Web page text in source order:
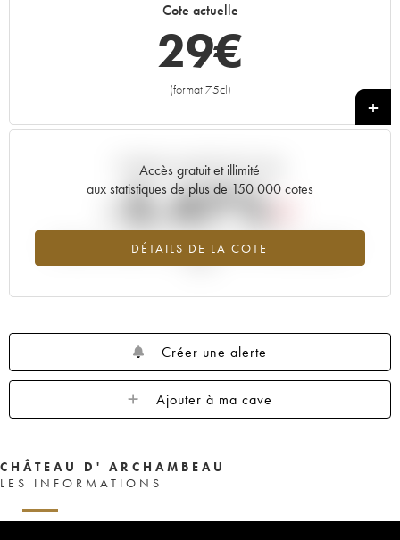
Cote actuelle
29€
(format 75cl)
+
Accès gratuit et illimité
aux statistiques de plus de 150 000 cotes
DÉTAILS DE LA COTE
Tendance actuelle de la cote
-5.47%
Tendance à la baisse du millésime 1979 en 2026 par rapport à
Créer une alerte
Ajouter à ma cave
CHÂTEAU D' ARCHAMBEAU
LES INFORMATIONS